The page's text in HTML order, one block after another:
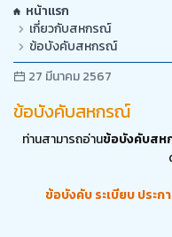
หน้าแรก
เกี่ยวกับสหกรณ์
ข้อบังคับสหกรณ์
27 มีนาคม 2567
ข้อบังคับสหกรณ์
ท่านสามารถอ่านข้อบังคับสห
ข้อบังคับ ระเบียบ ประ